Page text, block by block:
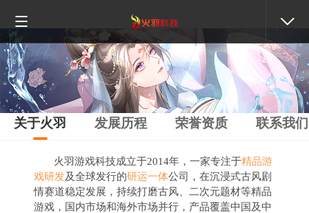
关于火羽 发展历程 荣誉资质 联系我们
火羽游戏科技成立于2014年，一家专注于精品游
戏研发及全球发行的研运一体公司，在沉浸式古风剧
情赛道稳定发展，持续打磨古风、二次元题材等精品
游戏，国内市场和海外市场并行，产品覆盖中国及中